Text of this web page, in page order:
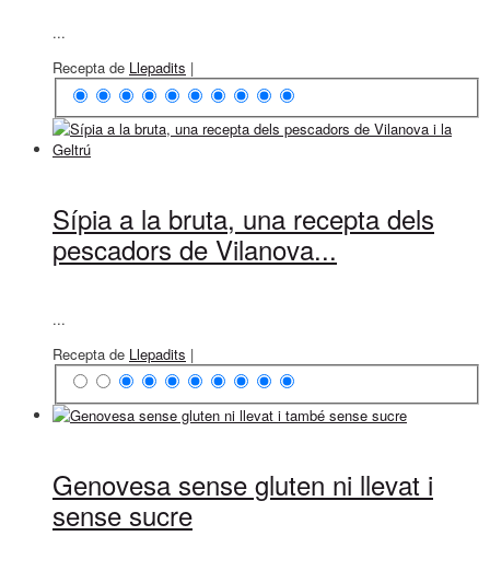
...
Recepta de Llepadits |
Sípia a la bruta, una recepta dels
pescadors de Vilanova...
...
Recepta de Llepadits |
Genovesa sense gluten ni llevat i
sense sucre